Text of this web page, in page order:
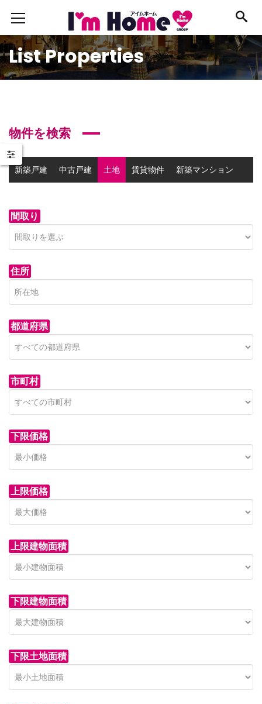
List Properties
物件を検索
新築戸建 中古戸建 土地 賃貸物件 新築マンション
間取り
住所
都道府県
市町村
下限価格
上限価格
上限建物面積
下限建物面積
下限土地面積
青木新築分譲住宅
on call
Price on call
セン
850